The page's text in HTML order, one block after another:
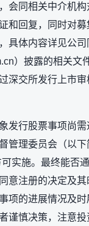
会同相关中介机
和回复，同时对
具体内容详见公司
）披露的相关文
深交所发行上市
发行股票事项尚需
管理委员会（以下
实施。最终能否
意注册的决定及
项的进展情况及时
谨慎决策，注意投